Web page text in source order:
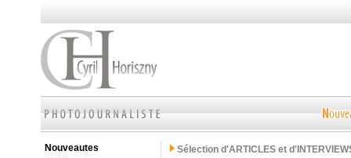
Nouveautes
Sélection d'ARTICLES et